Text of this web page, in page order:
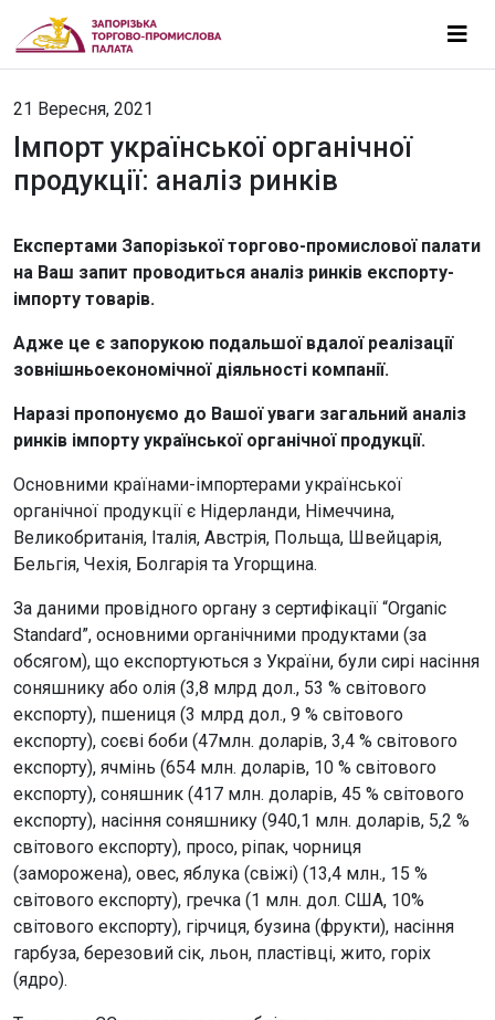
21 Вересня, 2021
Імпорт української органічної
продукції: аналіз ринків
Експертами Запорізької торгово-промислової палати
на Ваш запит проводиться аналіз ринків експорту-
імпорту товарів.
Адже це є запорукою подальшої вдалої реалізації
зовнішньоекономічної діяльності компанії.
Наразі пропонуємо до Вашої уваги загальний аналіз
ринків імпорту української органічної продукції.
Основними країнами-імпортерами української
органічної продукції є Нідерланди, Німеччина,
Великобританія, Італія, Австрія, Польща, Швейцарія,
Бельгія, Чехія, Болгарія та Угорщина.
За даними провідного органу з сертифікації “Organic
Standard”, основними органічними продуктами (за
обсягом), що експортуються з України, були сирі насіння
соняшнику або олія (3,8 млрд дол., 53 % світового
експорту), пшениця (3 млрд дол., 9 % світового
експорту), соєві боби (47млн. доларів, 3,4 % світового
експорту), ячмінь (654 млн. доларів, 10 % світового
експорту), соняшник (417 млн. доларів, 45 % світового
експорту), насіння соняшнику (940,1 млн. доларів, 5,2 %
світового експорту), просо, ріпак, чорниця
(заморожена), овес, яблука (свіжі) (13,4 млн., 15 %
світового експорту), гречка (1 млн. дол. США, 10%
світового експорту), гірчиця, бузина (фрукти), насіння
гарбуза, березовий сік, льон, пластівці, жито, горіх
(ядро).